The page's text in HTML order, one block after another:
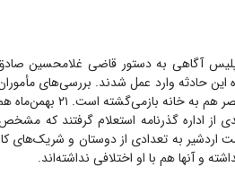
پلیس آگاهی به دستور قاضی غلامحسین
این حادثه وارد عمل شدند. بررسی‌های
روز به محل کارش در
از اداره گذرنامه استعلام گرفتند که
به تعدادی از دوستان و شریک‌های
و آنها هم با او اختلافی نداشته‌اند.